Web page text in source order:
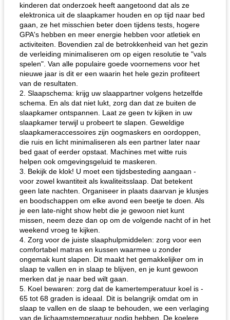
kinderen dat onderzoek heeft aangetoond dat als ze
elektronica uit de slaapkamer houden en op tijd naar bed
gaan, ze het misschien beter doen tijdens tests, hogere
GPA's hebben en meer energie hebben voor atletiek en
activiteiten. Bovendien zal de betrokkenheid van het gezin
de verleiding minimaliseren om op eigen resolutie te "vals
spelen". Van alle populaire goede voornemens voor het
nieuwe jaar is dit er een waarin het hele gezin profiteert
van de resultaten.
2. Slaapschema: krijg uw slaappartner volgens hetzelfde
schema. En als dat niet lukt, zorg dan dat ze buiten de
slaapkamer ontspannen. Laat ze geen tv kijken in uw
slaapkamer terwijl u probeert te slapen. Geweldige
slaapkameraccessoires zijn oogmaskers en oordoppen,
die ruis en licht minimaliseren als een partner later naar
bed gaat of eerder opstaat. Machines met witte ruis
helpen ook omgevingsgeluid te maskeren.
3. Bekijk de klok! U moet een tijdsbesteding aangaan -
voor zowel kwantiteit als kwaliteitsslaap. Dat betekent
geen late nachten. Organiseer in plaats daarvan je klusjes
en boodschappen om elke avond een beetje te doen. Als
je een late-night show hebt die je gewoon niet kunt
missen, neem deze dan op om de volgende nacht of in het
weekend vroeg te kijken.
4. Zorg voor de juiste slaaphulpmiddelen: zorg voor een
comfortabel matras en kussen waarmee u zonder
ongemak kunt slapen. Dit maakt het gemakkelijker om in
slaap te vallen en in slaap te blijven, en je kunt gewoon
merken dat je naar bed wilt gaan.
5. Koel bewaren: zorg dat de kamertemperatuur koel is -
65 tot 68 graden is ideaal. Dit is belangrijk omdat om in
slaap te vallen en de slaap te behouden, we een verlaging
van de lichaamstemperatuur nodig hebben. De koelere